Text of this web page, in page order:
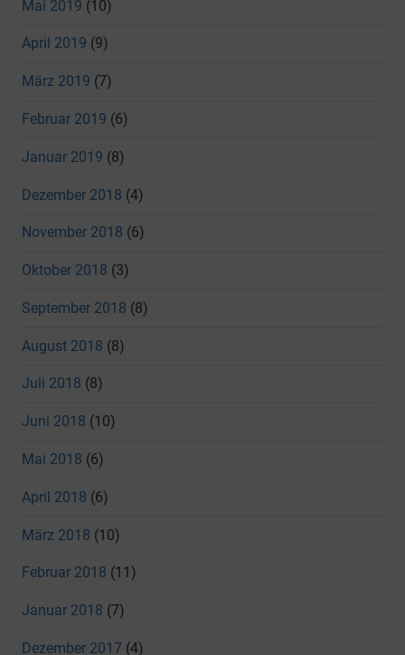
Mai 2019 (10)
April 2019 (9)
März 2019 (7)
Februar 2019 (6)
Januar 2019 (8)
Dezember 2018 (4)
November 2018 (6)
Oktober 2018 (3)
September 2018 (8)
August 2018 (8)
Juli 2018 (8)
Juni 2018 (10)
Mai 2018 (6)
April 2018 (6)
März 2018 (10)
Februar 2018 (11)
Januar 2018 (7)
Dezember 2017 (4)